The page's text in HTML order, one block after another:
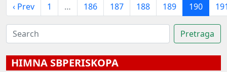
‹ Prev 1 … 186 187 188 189 190
HIMNA SBPERISKOPA